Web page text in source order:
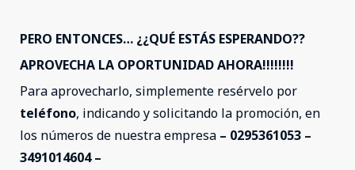
PERO ENTONCES… ¿¿QUÉ ESTÁS ESPERANDO??
APROVECHA LA OPORTUNIDAD AHORA!!!!!!!!
Para aprovecharlo, simplemente resérvelo por
teléfono, indicando y solicitando la promoción, en
los números de nuestra empresa – 0295361053 –
3491014604 –